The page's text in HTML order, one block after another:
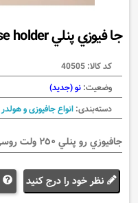
جا فيوزي پنلي Fuse holder
کد کالا: 40505
وضعیت: نو (جدید)
دسته‌بندی: انواع جافیوزی و هولدر
جافيوزي رو پنلي ٢٥٠ ولت روسي استاندارد نظامي
نظر خود را درج کنید